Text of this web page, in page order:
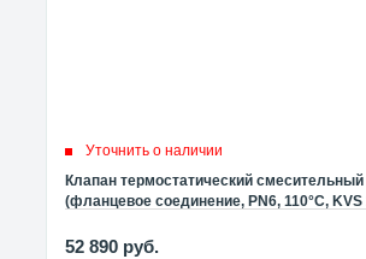
Уточнить о наличии
Клапан термостатический
(фланцевое соединение, PN6, 110°C, KVS
52 890 руб.